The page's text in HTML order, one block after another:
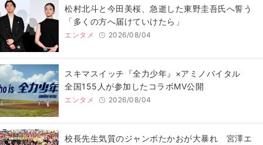
松村北斗と今田美桜、急逝した東野圭吾氏へ誓う
「多くの方へ届けていけたら」
エンタメ 2026/08/04
スキマスイッチ『全力少年』×アミノバイタル
全国155人が参加したコラボMV公開
エンタメ 2026/08/04
校長先生気質のジャンボたかおが大暴れ 宮澤エ